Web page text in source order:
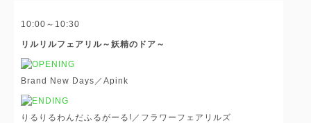
10:00～10:30
リルリルフェアリル～妖精のドア～
Brand New Days／Apink
りるりるわんだふるがーる!／フラワーフェアリルズ